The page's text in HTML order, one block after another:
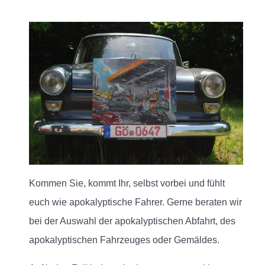
Kommen Sie, kommt Ihr, selbst vorbei und fühlt
euch wie apokalyptische Fahrer. Gerne beraten wir
bei der Auswahl der apokalyptischen Abfahrt, des
apokalyptischen Fahrzeuges oder Gemäldes.